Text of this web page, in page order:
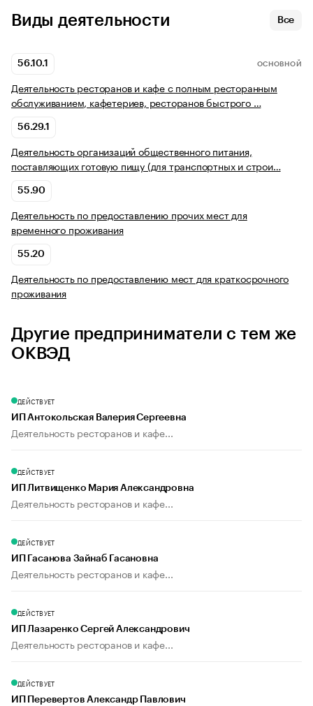
Виды деятельности Все
56.10.1 ОСНОВНОЙ
Деятельность ресторанов и кафе с полным ресторанным
обслуживанием, кафетериев, ресторанов быстрого …
56.29.1
Деятельность организаций общественного питания,
поставляющих готовую пищу (для транспортных и строи…
55.90
Деятельность по предоставлению прочих мест для
временного проживания
55.20
Деятельность по предоставлению мест для краткосрочного
проживания
Другие предприниматели с тем же
ОКВЭД
ДЕЙСТВУЕТ
ИП Антокольская Валерия Сергеевна
Деятельность ресторанов и кафе...
ДЕЙСТВУЕТ
ИП Литвищенко Мария Александровна
Деятельность ресторанов и кафе...
ДЕЙСТВУЕТ
ИП Гасанова Зайнаб Гасановна
Деятельность ресторанов и кафе...
ДЕЙСТВУЕТ
ИП Лазаренко Сергей Александрович
Деятельность ресторанов и кафе...
ДЕЙСТВУЕТ
ИП Перевертов Александр Павлович